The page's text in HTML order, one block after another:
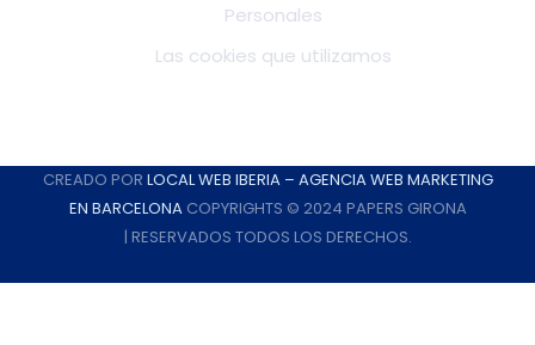
Personales
Las cookies que utilizamos
CREADO POR LOCAL WEB IBERIA – AGENCIA WEB MARKETING
EN BARCELONA COPYRIGHTS © 2024 PAPERS GIRONA
| RESERVADOS TODOS LOS DERECHOS.